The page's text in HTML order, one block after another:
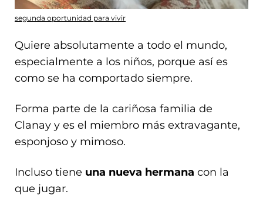
segunda oportunidad para vivir
Quiere absolutamente a todo el mundo,
especialmente a los niños, porque así es
como se ha comportado siempre.
Forma parte de la cariñosa familia de
Clanay y es el miembro más extravagante,
esponjoso y mimoso.
Incluso tiene una nueva hermana con la
que jugar.